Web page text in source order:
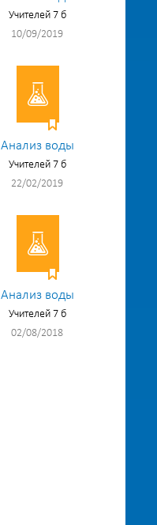
Учителей 7 б
10/09/2019
Анализ воды
Учителей 7 б
22/02/2019
Анализ воды
Учителей 7 б
02/08/2018